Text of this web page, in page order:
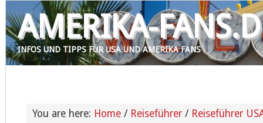
AMERIKA-
INFOS UND TIPPS FÜR USA UND AMERIKA FANS
You are here: Home / Reiseführer / Reiseführer